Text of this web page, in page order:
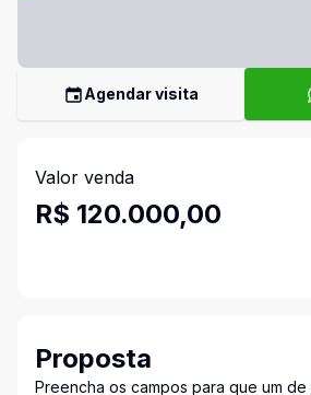
Agendar visita
Valor venda
R$ 120.000,00
Proposta
Preencha os campos para que um de